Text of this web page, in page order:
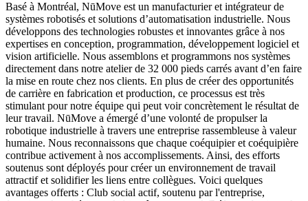
Basé à Montréal, NūMove est un manufacturier et intégrateur de
systèmes robotisés et solutions d’automatisation industrielle. Nous
développons des technologies robustes et innovantes grâce à nos
expertises en conception, programmation, développement logiciel et
vision artificielle. Nous assemblons et programmons nos systèmes
directement dans notre atelier de 32 000 pieds carrés avant d’en faire
la mise en route chez nos clients. En plus de créer des opportunités
de carrière en fabrication et production, ce processus est très
stimulant pour notre équipe qui peut voir concrètement le résultat de
leur travail. NūMove a émergé d’une volonté de propulser la
robotique industrielle à travers une entreprise rassembleuse à valeur
humaine. Nous reconnaissons que chaque coéquipier et coéquipière
contribue activement à nos accomplissements. Ainsi, des efforts
soutenus sont déployés pour créer un environnement de travail
attractif et solidifier les liens entre collègues. Voici quelques
avantages offerts : Club social actif, soutenu par l'entreprise,